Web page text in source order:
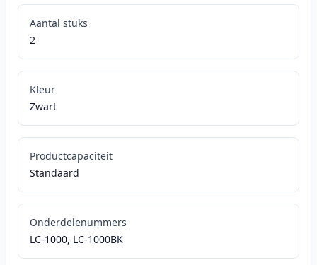
Aantal stuks
2
Kleur
Zwart
Productcapaciteit
Standaard
Onderdelenummers
LC-1000, LC-1000BK